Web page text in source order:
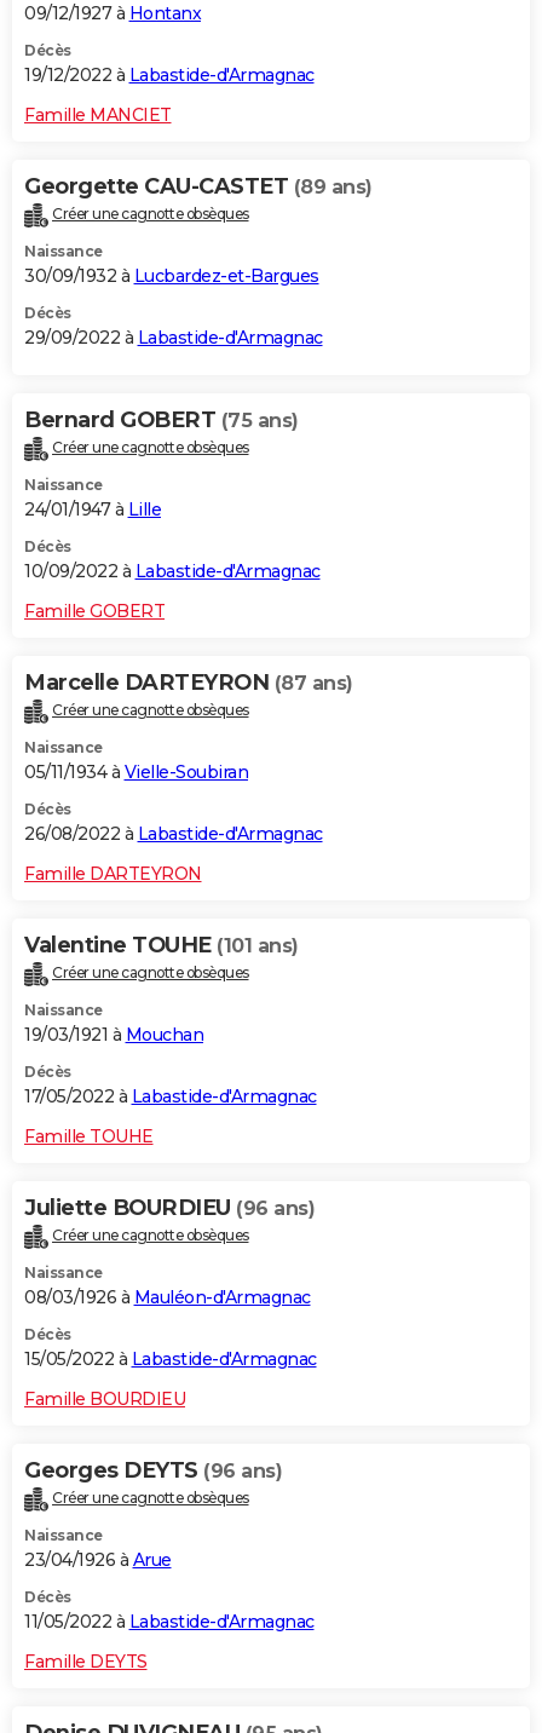
09/12/1927 à Hontanx
Décès
19/12/2022 à Labastide-d'Armagnac
Famille MANCIET
Georgette CAU-CASTET (89 ans)
Créer une cagnotte obsèques
Naissance
30/09/1932 à Lucbardez-et-Bargues
Décès
29/09/2022 à Labastide-d'Armagnac
Bernard GOBERT (75 ans)
Créer une cagnotte obsèques
Naissance
24/01/1947 à Lille
Décès
10/09/2022 à Labastide-d'Armagnac
Famille GOBERT
Marcelle DARTEYRON (87 ans)
Créer une cagnotte obsèques
Naissance
05/11/1934 à Vielle-Soubiran
Décès
26/08/2022 à Labastide-d'Armagnac
Famille DARTEYRON
Valentine TOUHE (101 ans)
Créer une cagnotte obsèques
Naissance
19/03/1921 à Mouchan
Décès
17/05/2022 à Labastide-d'Armagnac
Famille TOUHE
Juliette BOURDIEU (96 ans)
Créer une cagnotte obsèques
Naissance
08/03/1926 à Mauléon-d'Armagnac
Décès
15/05/2022 à Labastide-d'Armagnac
Famille BOURDIEU
Georges DEYTS (96 ans)
Créer une cagnotte obsèques
Naissance
23/04/1926 à Arue
Décès
11/05/2022 à Labastide-d'Armagnac
Famille DEYTS